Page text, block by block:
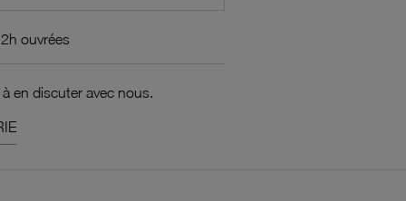
ouvrées
en discuter avec nous.